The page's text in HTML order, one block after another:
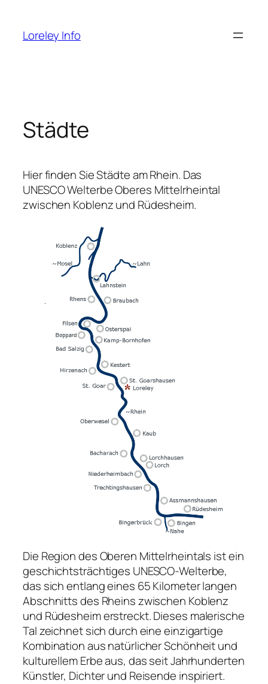
springen
Loreley Info
Städte
Hier finden Sie Städte am Rhein. Das
UNESCO Welterbe Oberes Mittelrheintal
zwischen Koblenz und Rüdesheim.
Die Region des Oberen Mittelrheintals ist ein
geschichtsträchtiges UNESCO-Welterbe,
das sich entlang eines 65 Kilometer langen
Abschnitts des Rheins zwischen Koblenz
und Rüdesheim erstreckt. Dieses malerische
Tal zeichnet sich durch eine einzigartige
Kombination aus natürlicher Schönheit und
kulturellem Erbe aus, das seit Jahrhunderten
Künstler, Dichter und Reisende inspiriert.